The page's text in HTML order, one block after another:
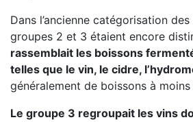
Dans l’ancienne catégorisation
groupes 2 et 3 étaient encore
rassemblait les boissons
telles que le vin, le cidre,
généralement de boissons à moins
Le groupe 3 regroupait les vins